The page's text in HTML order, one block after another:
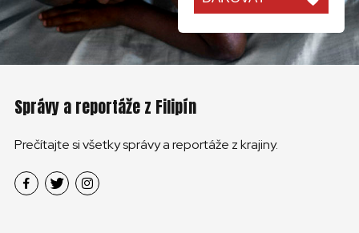
Správy a reportáže z Filipín
Prečítajte si všetky správy a reportáže z krajiny.